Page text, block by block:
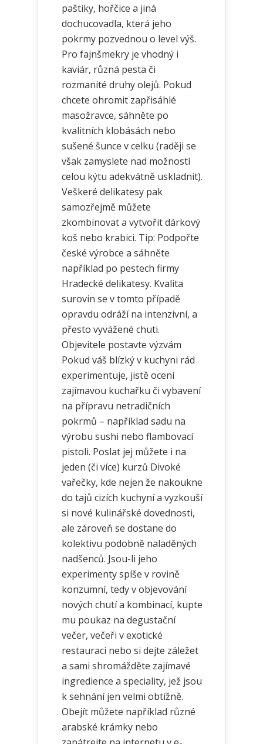
paštiky, hořčice a jiná
dochucovadla, která jeho
pokrmy pozvednou o level výš.
Pro fajnšmekry je vhodný i
kaviár, různá pesta či
rozmanité druhy olejů. Pokud
chcete ohromit zapřisáhlé
masožravce, sáhněte po
kvalitních klobásách nebo
sušené šunce v celku (raději se
však zamyslete nad možností
celou kýtu adekvátně uskladnit).
Veškeré delikatesy pak
samozřejmě můžete
zkombinovat a vytvořit dárkový
koš nebo krabici. Tip: Podpořte
české výrobce a sáhněte
například po pestech firmy
Hradecké delikatesy. Kvalita
surovin se v tomto případě
opravdu odráží na intenzivní, a
přesto vyvážené chuti.
Objevitele postavte výzvám
Pokud váš blízký v kuchyni rád
experimentuje, jistě ocení
zajímavou kuchařku či vybavení
na přípravu netradičních
pokrmů – například sadu na
výrobu sushi nebo flambovací
pistoli. Poslat jej můžete i na
jeden (či více) kurzů Divoké
vařečky, kde nejen že nakoukne
do tajů cizích kuchyní a vyzkouší
si nové kulinářské dovednosti,
ale zároveň se dostane do
kolektivu podobně naladěných
nadšenců. Jsou-li jeho
experimenty spíše v rovině
konzumní, tedy v objevování
nových chutí a kombinací, kupte
mu poukaz na degustační
večer, večeři v exotické
restauraci nebo si dejte záležet
a sami shromážděte zajímavé
ingredience a speciality, jež jsou
k sehnání jen velmi obtížně.
Obejít můžete například různé
arabské krámky nebo